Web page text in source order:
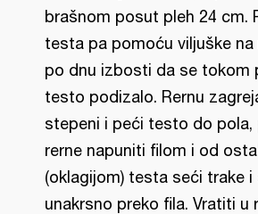
brašnom posut pleh 24 cm.
testa pa pomoću viljuške
po dnu izbosti da se tokom
testo podizalo. Rernu
stepeni i peći testo do
rerne napuniti filom i od
(oklagijom) testa seći trake i
unakrsno preko fila. Vratiti u